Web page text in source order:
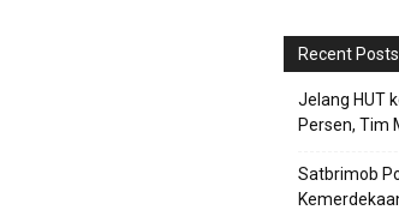
Recent Posts
Jelang HUT
Persen, Tim
Satbrimob